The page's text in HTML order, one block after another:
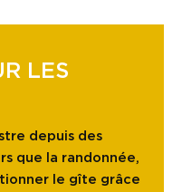
LES
depuis des
que la randonnée,
le gîte grâce